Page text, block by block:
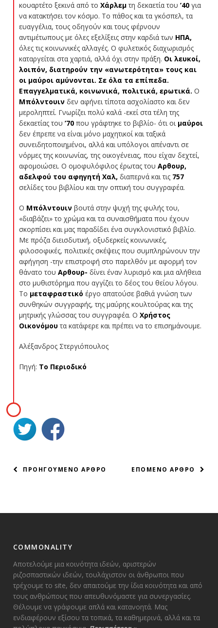
κουαρτέτο ξεκινά από το Χάρλεμ τη δεκαετία του ’40 για
να κατακτήσει τον κόσμο. Το πάθος και τα γκόσπελ, τα
ευαγγέλια, τους οδηγούν και τους φέρνουν
αντιμέτωπους με όλες εξελίξεις στην καρδιά των ΗΠΑ,
όλες τις κοινωνικές αλλαγές. Ο φυλετικός διαχωρισμός
καταργείται στα χαρτιά, αλλά όχι στην πράξη. Οι λευκοί,
λοιπόν, διατηρούν την «ανωτερότητα» τους και
οι μαύροι αμύνονται. Σε όλα τα επίπεδα.
Επαγγελματικά, κοινωνικά, πολιτικά, ερωτικά. Ο
Μπόλντουιν δεν αφήνει τίποτα ασχολίαστο και δεν
μεροληπτεί. Γνωρίζει πολύ καλά -εκεί στα τέλη της
δεκαετίας του ’70 που γράφτηκε το βιβλίο- ότι οι μαύροι
δεν έπρεπε να είναι μόνο μαχητικοί και ταξικά
συνειδητοποιημένοι, αλλά και υπόλογοι απέναντι σε
νόρμες της κοινωνίας, της οικογένειας, που είχαν δεχτεί,
αφομοιώσει. Ο ομοφυλόφιλος έρωτας του Αρθουρ,
αδελφού του αφηγητή Χαλ, διαπερνά και τις 757
σελίδες του βιβλίου και την οπτική του συγγραφέα.
Ο Μπόλντουιν βουτά στην ψυχή της φυλής του,
«διαβάζει» το χρώμα και τα συναισθήματα που έχουν
σκορπίσει και μας παραδίδει ένα συγκλονιστικό βιβλίο.
Με πρόζα διεισδυτική, οξυδερκείς κοινωνικές,
φιλοσοφικές, πολιτικές σκέψεις που συμπληρώνουν την
αφήγηση -την επιστροφή στο παρελθόν με αφορμή τον
θάνατο του Αρθουρ- δίνει έναν λυρισμό και μια αλήθεια
στο μυθιστόρημα που αγγίζει το δέος του θείου λόγου.
Το μεταφραστικό έργο απατούσε βαθιά γνώση των
συνθηκών συγγραφής, της μαύρης κουλτούρας και της
μητρικής γλώσσας του συγγραφέα. Ο Χρήστος
Οικονόμου τα κατάφερε και πρέπει να το επισημάνουμε.
Αλέξανδρος Στεργιόπουλος
Πηγή: Το Περιοδικό
ΠΛΟΗΓΗΣΗ
ΕΠΟΜΕΝΟ ΑΡΘΡΟ
ΠΡΟΗΓΟΥΜΕΝΟ ΑΡΘΡΟ
COMMONALITY
Αποτελούμε μια κοινότητα ιδεών, αριστερών
ριζοσπαστικών ιδεών, τουλάχιστον οι άνθρωποι που
τρέχουμε το site, δεν απαιτούμε την ίδια κοινότητα και από
τους ανθρώπους που απευθυνόμαστε για συνεργασίες.
Θέλουμε να γράφουμε απλά και κατανοητά. Μας
ενδιαφέρουν εξίσου τα τοπικά, τα καθημερινά, αλλά και τα